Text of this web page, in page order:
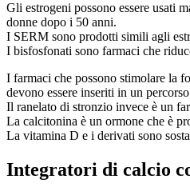
Gli estrogeni possono essere usati
donne dopo i 50 anni.
I SERM sono prodotti simili agli
I bisfosfonati sono farmaci che
I farmaci che possono stimolare la
devono essere inseriti in un
Il ranelato di stronzio invece è un
La calcitonina è un ormone che è
La vitamina D e i derivati sono
Integratori di calcio